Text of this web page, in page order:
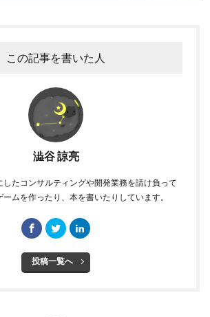
この記事を書いた人
澁谷 諒亮
したコンサルティングや開発業務を請け負って
ムを作ったり、本を書いたりしています。
投稿一覧へ